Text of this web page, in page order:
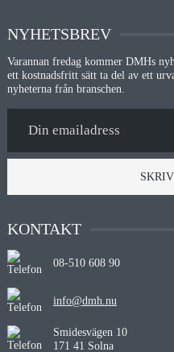
NYHETSBREV
Varannan fredag kommer DMHs
ett kostnadsfritt sätt ta del av ett
nyheterna från branschen.
KONTAKT
08-510 608 90
info@dmh.nu
Smidesvägen 10
171 41 Solna